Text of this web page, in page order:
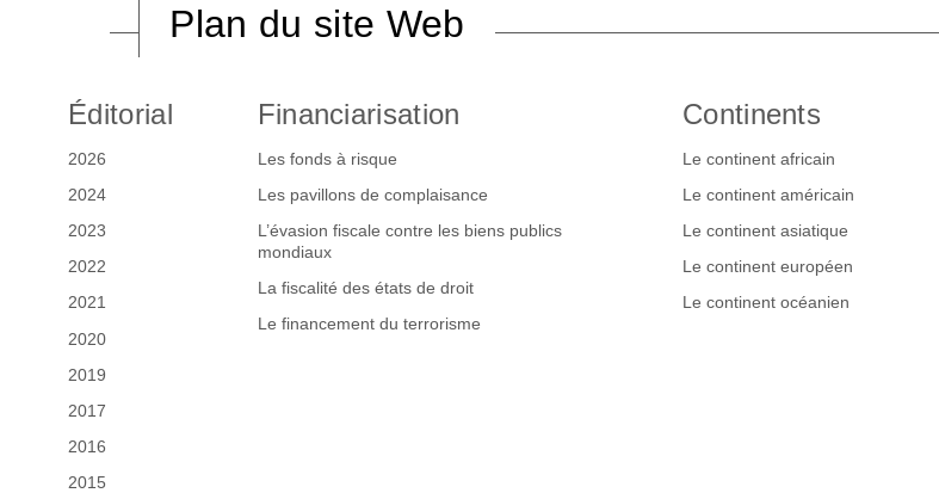
Plan du site Web
Éditorial
2026
2024
2023
2022
2021
2020
2019
2017
2016
2015
Financiarisation
Les fonds à risque
Les pavillons de complaisance
L’évasion fiscale contre les biens publics
mondiaux
La fiscalité des états de droit
Le financement du terrorisme
Continents
Le continent africain
Le continent américain
Le continent asiatique
Le continent européen
Le continent océanien